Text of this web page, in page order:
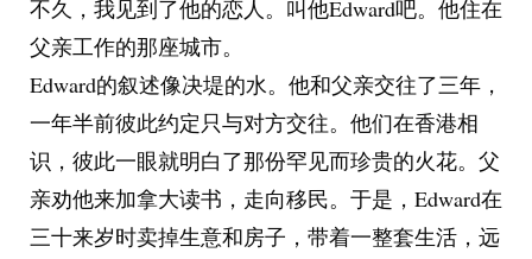
不久，我见到了他的恋人。叫他Edward吧。他住在
父亲工作的那座城市。
Edward的叙述像决堤的水。他和父亲交往了三年，
一年半前彼此约定只与对方交往。他们在香港相
识，彼此一眼就明白了那份罕见而珍贵的火花。父
亲劝他来加拿大读书，走向移民。于是，Edward在
三十来岁时卖掉生意和房子，带着一整套生活，远